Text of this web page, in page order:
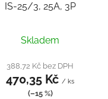
IS-25/3, 25A, 3P
Skladem
388,72 Kč bez DPH
470,35 Kč / ks
(–15 %)